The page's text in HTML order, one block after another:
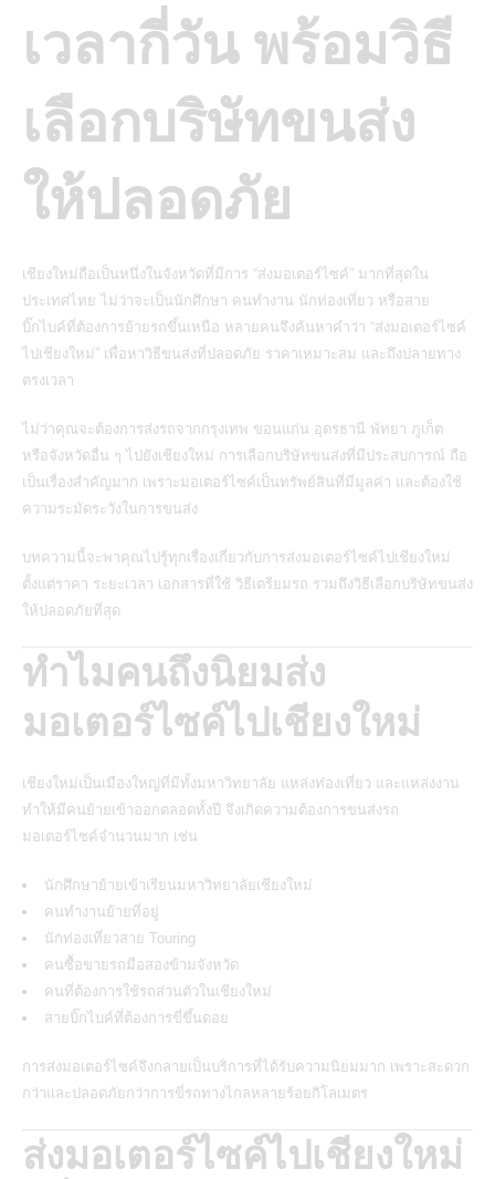
เวลากี่วัน พร้อมวิธี
เลือกบริษัทขนส่ง
ให้ปลอดภัย
เชียงใหม่ถือเป็นหนึ่งในจังหวัดที่มีการ “ส่งมอเตอร์ไซค์” มากที่สุดใน
ประเทศไทย ไม่ว่าจะเป็นนักศึกษา คนทำงาน นักท่องเที่ยว หรือสาย
บิ๊กไบค์ที่ต้องการย้ายรถขึ้นเหนือ หลายคนจึงค้นหาคำว่า “ส่งมอเตอร์ไซค์
ไปเชียงใหม่” เพื่อหาวิธีขนส่งที่ปลอดภัย ราคาเหมาะสม และถึงปลายทาง
ตรงเวลา
ไม่ว่าคุณจะต้องการส่งรถจากกรุงเทพ ขอนแก่น อุดรธานี พัทยา ภูเก็ต
หรือจังหวัดอื่น ๆ ไปยังเชียงใหม่ การเลือกบริษัทขนส่งที่มีประสบการณ์ ถือ
เป็นเรื่องสำคัญมาก เพราะมอเตอร์ไซค์เป็นทรัพย์สินที่มีมูลค่า และต้องใช้
ความระมัดระวังในการขนส่ง
บทความนี้จะพาคุณไปรู้ทุกเรื่องเกี่ยวกับการส่งมอเตอร์ไซค์ไปเชียงใหม่
ตั้งแต่ราคา ระยะเวลา เอกสารที่ใช้ วิธีเตรียมรถ รวมถึงวิธีเลือกบริษัทขนส่ง
ให้ปลอดภัยที่สุด
ทำไมคนถึงนิยมส่ง
มอเตอร์ไซค์ไปเชียงใหม่
เชียงใหม่เป็นเมืองใหญ่ที่มีทั้งมหาวิทยาลัย แหล่งท่องเที่ยว และแหล่งงาน
ทำให้มีคนย้ายเข้าออกตลอดทั้งปี จึงเกิดความต้องการขนส่งรถ
มอเตอร์ไซค์ จำนวนมาก เช่น
นักศึกษาย้ายเข้าเรียนมหาวิทยาลัยเชียงใหม่
คนทำงานย้ายที่อยู่
นักท่องเที่ยวสาย Touring
คนซื้อขายรถมือสองข้ามจังหวัด
คนที่ต้องการใช้รถส่วนตัวในเชียงใหม่
สายบิ๊กไบค์ที่ต้องการขี่ขึ้นดอย
การส่งมอเตอร์ไซค์จึงกลายเป็นบริการที่ได้รับความนิยมมาก เพราะสะดวก
กว่าและปลอดภัยกว่าการขี่รถทางไกลหลายร้อยกิโลเมตร
ส่งมอเตอร์ไซค์ไปเชียงใหม่